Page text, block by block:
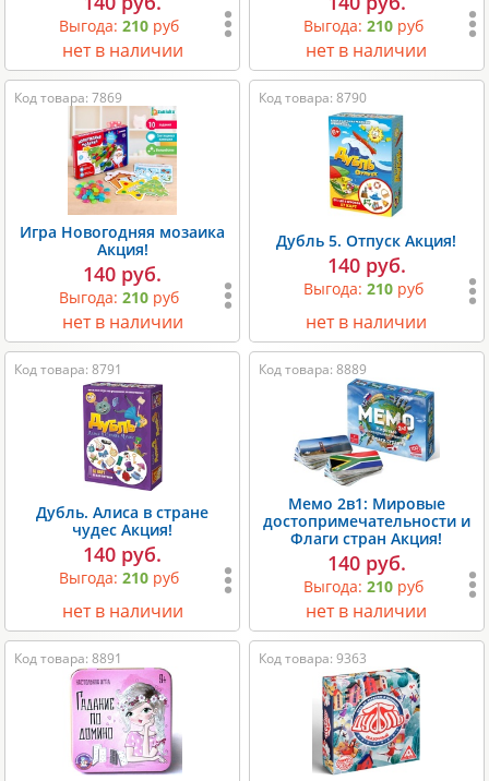
Выгода:210 руб
нет в наличии
Выгода: 210руб
нет в наличии
Код товара: 7869
Игра Новогодняя мозаика
Акция!
140 руб.
Выгода:210 руб
нет в наличии
Код товара: 8790
Дубль 5. Отпуск Акция!
140 руб.
Выгода: 210руб
нет в наличии
Код товара: 8791
Дубль. Алиса в стране
чудес Акция!
140 руб.
Выгода:210 руб
нет в наличии
Код товара: 8889
Мемо 2в1: Мировые
достопримечательности и
Флаги стран Акция!
140 руб.
Выгода: 210руб
нет в наличии
Код товара: 8891 Код товара: 9363